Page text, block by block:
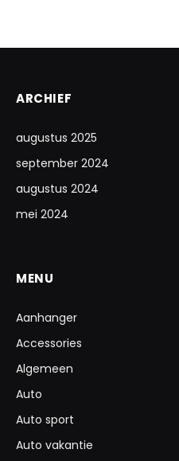
ARCHIEF
augustus 2025
september 2024
augustus 2024
mei 2024
MENU
Aanhanger
Accessories
Algemeen
Auto
Auto sport
Auto vakantie